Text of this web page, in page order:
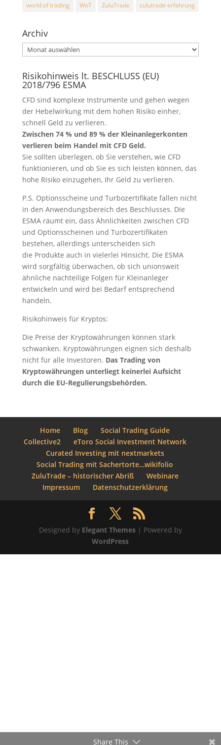
world of trading
WoT ZuluTrade zulutrade erfahrung
Archiv
Archiv
Risikohinweis lt. BESCHLUSS (EU)
2018/796 ESMA
CFD sind komplexe Instrumente und gehen wegen
der Hebelwirkung mit dem hohen Risiko einher,
schnell Geld zu verlieren.
Zwischen 74 % und 89 % der Kleinanlegerkonten
verlieren beim Handel mit CFD Geld.
Sie sollten überlegen, ob Sie verstehen, wie CFD
funktionieren, und ob Sie es sich leisten können, das
hohe Risiko einzugehen, Ihr Geld zu verlieren.
P.S. Optionsscheine und Turbozertifikate fallen nicht
in den Anwendungsbereich des Beschlusses. Die
ESMA räumt ein, dass Ähnlichkeiten zwischen CFD
und Optionsscheinen und Turbozertifikaten
bestehen, allerdings unterscheiden sich
die Produkte auch in vielerlei Hinsicht. Die ESMA
wird sorgfältig überwachen, ob sich unionsweit
ähnliche nachteilige Folgen für Kleinanleger
entwickeln und wird bei Bedarf entsprechend
handeln.
Risikohinweis für Kryptos:
Die Preise der Kryptowährungen können stark
schwanken. Kryptowährungen eignen sich deshalb
nicht für alle Investoren. Das Trading von
Kryptowährungen unterliegt keinerlei Aufsicht
durch die EU-Regulierungsbehörden.
Home Blog
Social Trading Guide
Collective2
eToro Social Investment Network
Curated Investing mit nextmarkets
Social Trading mit Sachertorte…wikifolio
ZuluTrade – historischer Abriß
Webinare
Impressum
Datenschutzerklärung
Designed by Elegant Themes| Powered by
WordPress
Share This